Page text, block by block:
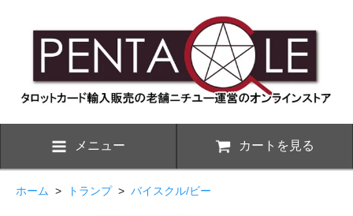
メニュー カートを見る
ホーム > トランプ> バイスクル/ビー